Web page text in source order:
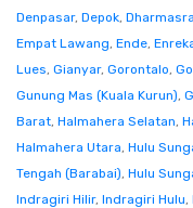
Denpasar, Depok,
Empat Lawang, Ende,
Lues, Gianyar, Gorontalo,
Gunung Mas (Kuala Kurun),
Barat, Halmahera Selatan,
Halmahera Utara, Hulu
Tengah (Barabai), Hulu
Indragiri Hilir, Indragiri Hulu,